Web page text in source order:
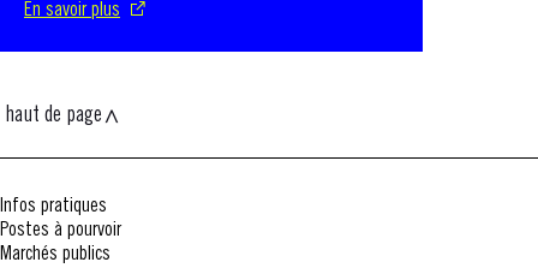
En savoir plus
haut de page
Infos pratiques
Postes à pourvoir
Marchés publics